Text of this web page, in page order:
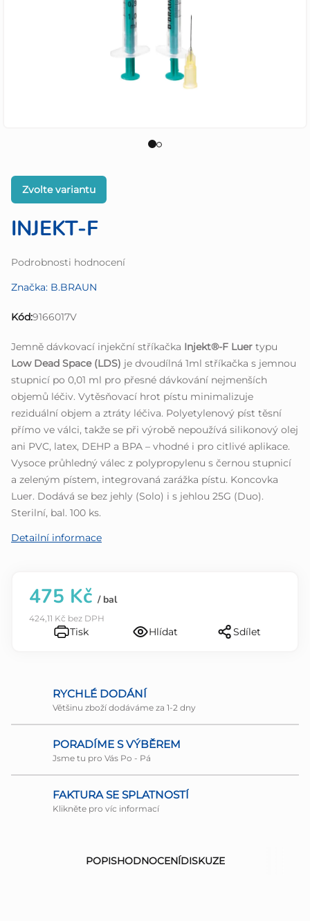
INJEKT-F
Průměrné
produktu
0,0
Podrobnosti hodnocení
Značka: B.BRAUN
Kód:9166017V
Zvolte variantu
Jemně dávkovací injekční stříkačka Injekt®-F Luer typu
Low Dead Space (LDS) je dvoudílná 1ml stříkačka s jemnou
stupnicí po 0,01 ml pro přesné dávkování nejmenších
objemů léčiv. Vytěsňovací hrot pístu minimalizuje
reziduální objem a ztráty léčiva. Polyetylenový píst těsní
přímo ve válci, takže se při výrobě nepoužívá silikonový olej
ani PVC, latex, DEHP a BPA – vhodné i pro citlivé aplikace.
Vysoce průhledný válec z polypropylenu s černou stupnicí
a zeleným pístem, integrovaná zarážka pístu. Koncovka
Luer. Dodává se bez jehly (Solo) i s jehlou 25G (Duo).
Sterilní, bal. 100 ks.
Detailní informace
475 Kč / bal
424,11 Kč bez DPH
Tisk Hlídat Sdílet
RYCHLÉ DODÁNÍ
Většinu zboží dodáváme za 1-2 dny
PORADÍME S VÝBĚREM
Jsme tu pro Vás Po - Pá
FAKTURA SE SPLATNOSTÍ
Klikněte pro víc informací
POPISHODNOCENÍDISKUZE